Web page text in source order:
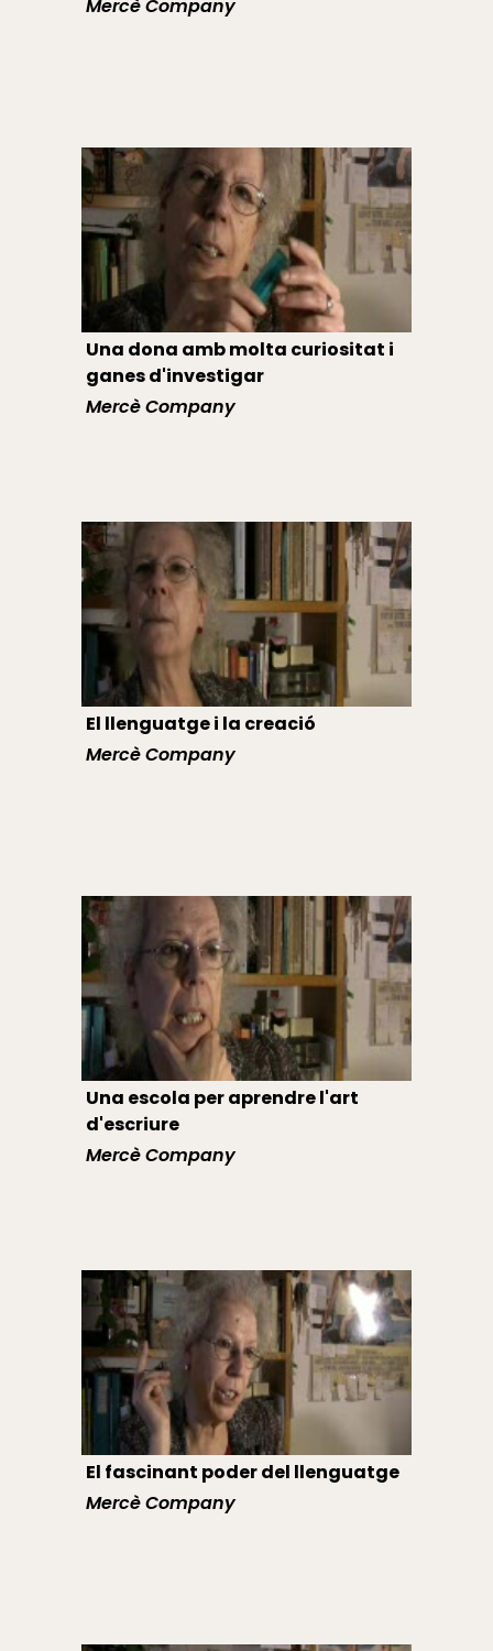
Mercè Company
Una dona amb molta curiositat i
ganes d'investigar
Mercè Company
El llenguatge i la creació
Mercè Company
Una escola per aprendre l'art
d'escriure
Mercè Company
El fascinant poder del llenguatge
Mercè Company